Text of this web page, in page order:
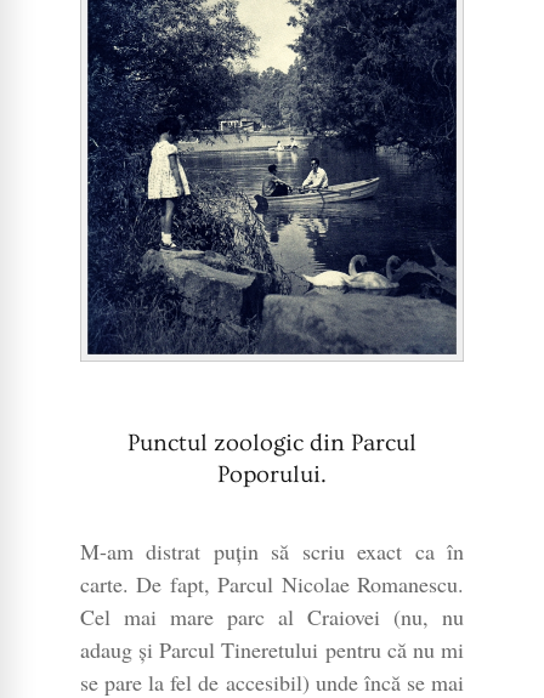
Punctul zoologic din Parcul
Poporului.
M-am distrat puțin să scriu exact ca în
carte. De fapt, Parcul Nicolae Romanescu.
Cel mai mare parc al Craiovei (nu, nu
adaug și Parcul Tineretului pentru că nu mi
se pare la fel de accesibil) unde încă se mai